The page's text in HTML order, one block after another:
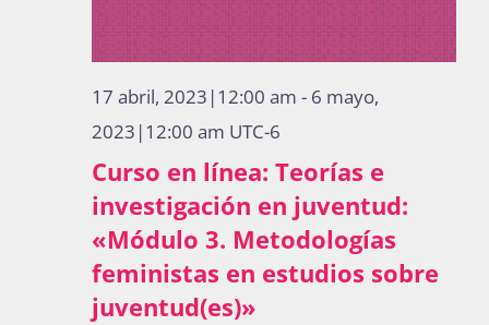
Curso en línea: Teorías e
investigación en juventud:
«Módulo 3. Metodologías
feministas en estudios sobre
juventud(es)»
17 abril, 2023|12:00 am - 6 mayo,
2023|12:00 am UTC-6